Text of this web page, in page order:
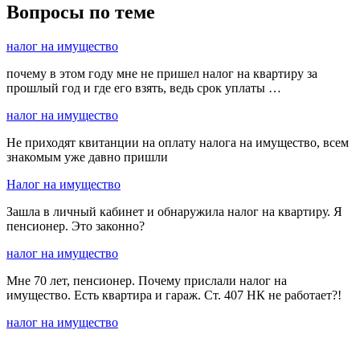
Вопросы по теме
налог на имущество
почему в этом году мне не пришел налог на квартиру за
прошлый год и где его взять, ведь срок уплаты …
налог на имущество
Не приходят квитанции на оплату налога на имущество, всем
знакомым уже давно пришли
Налог на имущество
Зашла в личный кабинет и обнаружила налог на квартиру. Я
пенсионер. Это законно?
налог на имущество
Мне 70 лет, пенсионер. Почему прислали налог на
имущество. Есть квартира и гараж. Ст. 407 НК не работает?!
налог на имущество